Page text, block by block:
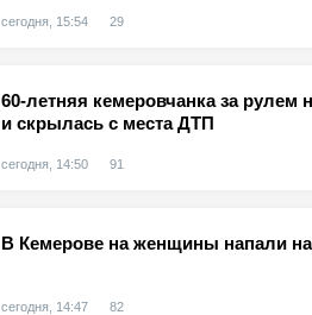
сегодня, 15:54 29
60-летняя кемеровчанка за рулем
и скрылась с места ДТП
сегодня, 14:50 91
В Кемерове на женщины напали
сегодня, 14:47 82